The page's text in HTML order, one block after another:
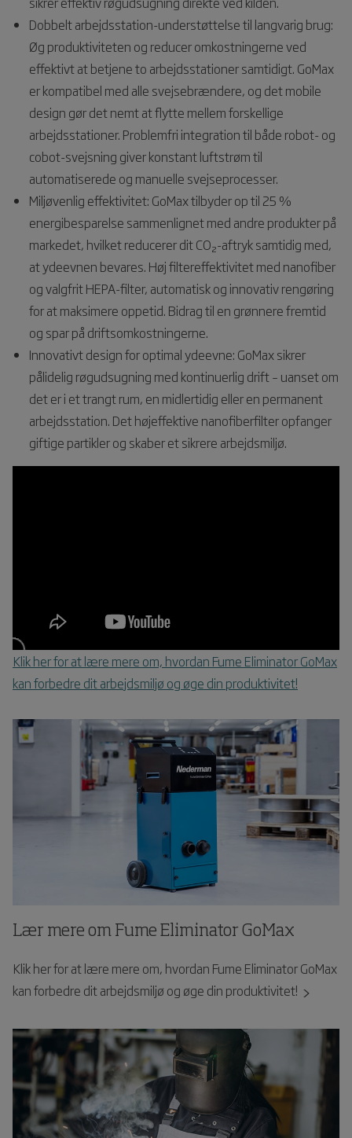
Dobbelt arbejdsstation-understøttelse til langvarig brug:
Øg produktiviteten og reducer omkostningerne ved
effektivt at betjene to arbejdsstationer samtidigt. GoMax
er kompatibel med alle svejsebrændere, og det mobile
design gør det nemt at flytte mellem forskellige
arbejdsstationer. Problemfri integration til både robot- og
cobot-svejsning giver konstant luftstrøm til
automatiserede og manuelle svejseprocesser.
Miljøvenlig effektivitet: GoMax tilbyder op til 25 %
energibesparelse sammenlignet med andre produkter på
markedet, hvilket reducerer dit CO₂-aftryk samtidig med,
at ydeevnen bevares. Høj filtereffektivitet med nanofiber
og valgfrit HEPA-filter, automatisk og innovativ rengøring
for at maksimere oppetid. Bidrag til en grønnere fremtid
og spar på driftsomkostningerne.
Innovativt design for optimal ydeevne: GoMax sikrer
pålidelig røgudsugning med kontinuerlig drift – uanset om
det er i et trangt rum, en midlertidig eller en permanent
arbejdsstation. Det højeffektive nanofiberfilter opfanger
giftige partikler og skaber et sikrere arbejdsmiljø.
Klik her for at lære mere om, hvordan Fume Eliminator GoMax
kan forbedre dit arbejdsmiljø og øge din produktivitet!
Lær mere om Fume Eliminator GoMax
Klik her for at lære mere om, hvordan Fume Eliminator GoMax
kan forbedre dit arbejdsmiljø og øge din produktivitet!